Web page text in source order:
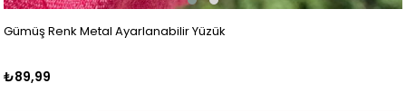
Gümüş Renk Metal Ayarlanabilir Yüzük
₺89,99